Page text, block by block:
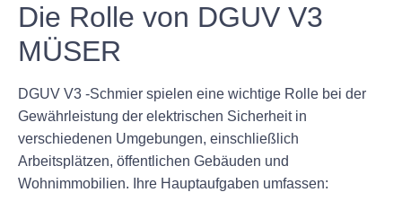
Die Rolle von DGUV V3
MÜSER
DGUV V3 -Schmier spielen eine wichtige Rolle bei der
Gewährleistung der elektrischen Sicherheit in
verschiedenen Umgebungen, einschließlich
Arbeitsplätzen, öffentlichen Gebäuden und
Wohnimmobilien. Ihre Hauptaufgaben umfassen: